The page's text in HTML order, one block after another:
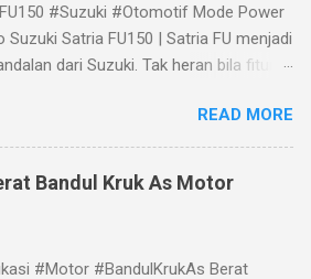
#Suzuki #Otomotif Mode Power
Suzuki Satria FU150 | Satria FU menjadi
dari Suzuki. Tak heran bila fitur
Fu 150 dilengkapi dengan teknologi
Drive Mode Switch atau di
S-DMS yang berada pada sebelah kanan
READ MORE
Bandul Kruk As Motor
#Motor #BandulKrukAs Berat